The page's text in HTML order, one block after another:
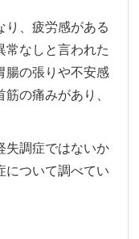
り、疲労感がある
常なしと言われた
腸の張りや不安感
の痛みがあり、
失調症ではないか
について調べてい